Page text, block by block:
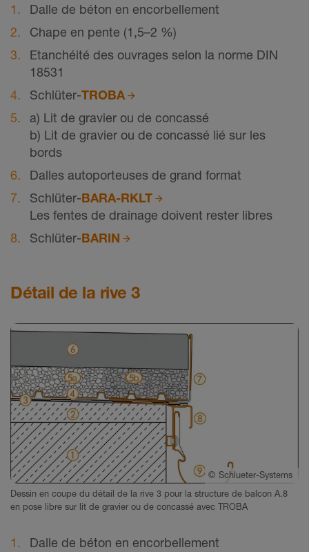
Dalle de béton en encorbellement
Chape en pente (1,5–2 %)
Etanchéité des ouvrages selon la norme DIN
18531
Schlüter-TROBA
a) Lit de gravier ou de concassé
b) Lit de gravier ou de concassé lié sur les
bords
Dalles autoporteuses de grand format
Schlüter-BARA-RKLT
Les fentes de drainage doivent rester libres
Schlüter-BARIN
Détail de la rive 3
© Schlueter-Systems
Dessin en coupe du détail de la rive 3 pour la structure de balcon A.8
en pose libre sur lit de gravier ou de concassé avec TROBA
Dalle de béton en encorbellement